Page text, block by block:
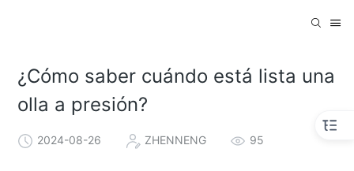
¿Cómo saber cuándo está lista una
olla a presión?
2024-08-26 ZHENNENG 95